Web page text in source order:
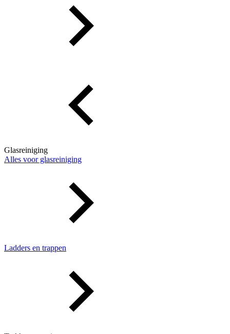
Glasreiniging
Alles voor glasreiniging
Ladders en trappen